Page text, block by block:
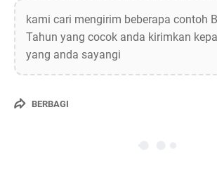
kami cari mengirim beberapa contoh
Tahun yang cocok anda kirimkan
yang anda sayangi
BERBAGI